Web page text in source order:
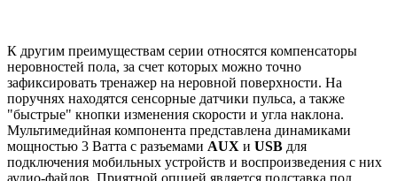
К другим преимуществам серии относятся компенсаторы
неровностей пола, за счет которых можно точно
зафиксировать тренажер на неровной поверхности. На
поручнях находятся сенсорные датчики пульса, а также
"быстрые" кнопки изменения скорости и угла наклона.
Мультимедийная компонента представлена динамиками
мощностью 3 Ватта с разъемами AUX и USB для
подключения мобильных устройств и воспроизведения с них